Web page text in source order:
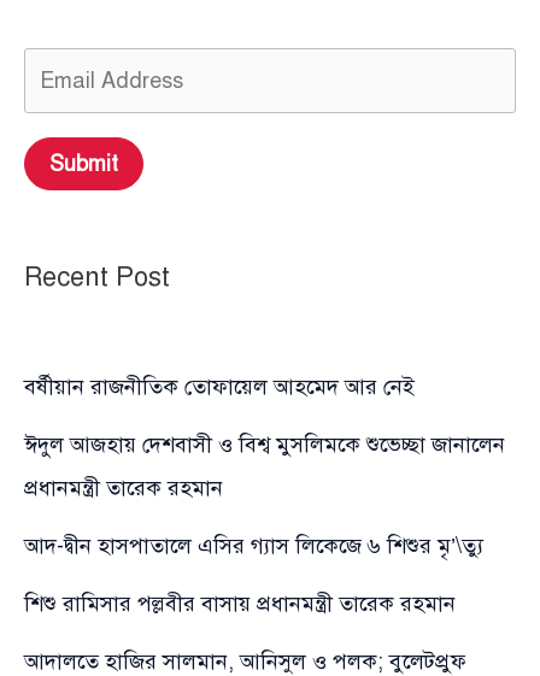
Submit
Recent Post
বর্ষীয়ান রাজনীতিক তোফায়েল আহমেদ আর নেই
ঈদুল আজহায় দেশবাসী ও বিশ্ব মুসলিমকে শুভেচ্ছা জানালেন
প্রধানমন্ত্রী তারেক রহমান
আদ-দ্বীন হাসপাতালে এসির গ্যাস লিকেজে ৬ শিশুর মৃ’\ত্যু
শিশু রামিসার পল্লবীর বাসায় প্রধানমন্ত্রী তারেক রহমান
আদালতে হাজির সালমান, আনিসুল ও পলক; বুলেটপ্রুফ